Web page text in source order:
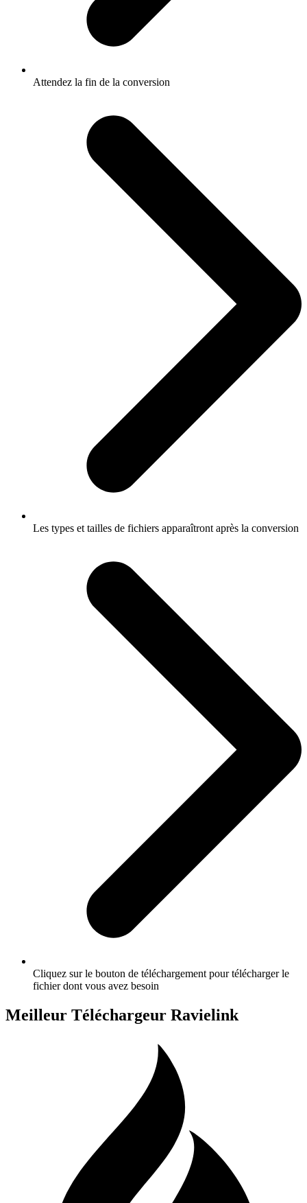
Attendez la fin de la conversion
Les types et tailles de fichiers apparaîtront après la conversion
Cliquez sur le bouton de téléchargement pour télécharger le
fichier dont vous avez besoin
Meilleur Téléchargeur Ravielink